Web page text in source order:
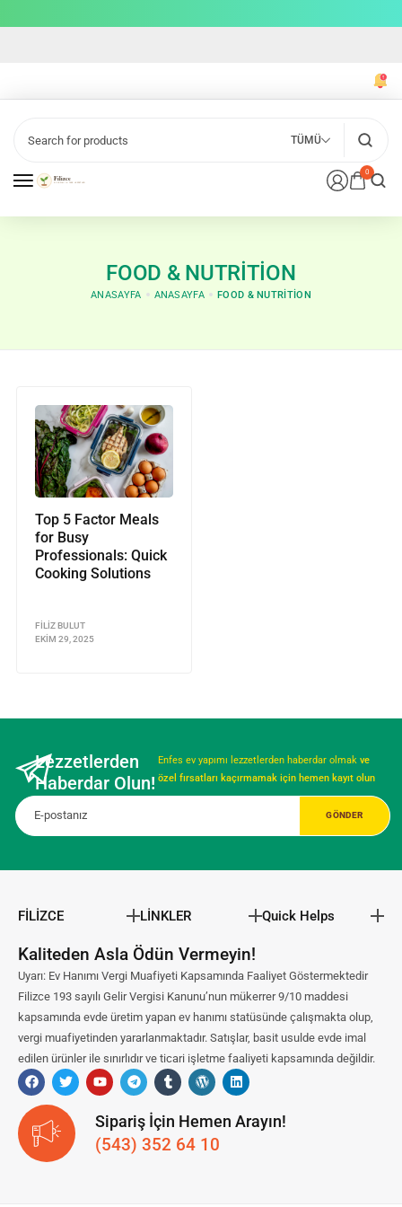
0
TÜMÜ
FOOD & NUTRITION
ANASAYFA ANASAYFA FOOD & NUTRITION
Top 5 Factor Meals
for Busy
Professionals: Quick
Cooking Solutions
FILIZ BULUT
EKIM 29, 2025
Lezzetlerden
Haberdar Olun!
Enfes ev yapımı lezzetlerden haberdar olmak ve
özel fırsatları kaçırmamak için hemen kayıt olun
FİLİZCE LİNKLER Quick Helps
Kaliteden Asla Ödün Vermeyin!
Uyarı: Ev Hanımı Vergi Muafiyeti Kapsamında Faaliyet Göstermektedir
Filizce 193 sayılı Gelir Vergisi Kanunu’nun mükerrer 9/10 maddesi
kapsamında evde üretim yapan ev hanımı statüsünde çalışmakta olup,
vergi muafiyetinden yararlanmaktadır. Satışlar, basit usulde evde imal
edilen ürünler ile sınırlıdır ve ticari işletme faaliyeti kapsamında değildir.
Sipariş İçin Hemen Arayın!
(543) 352 64 10